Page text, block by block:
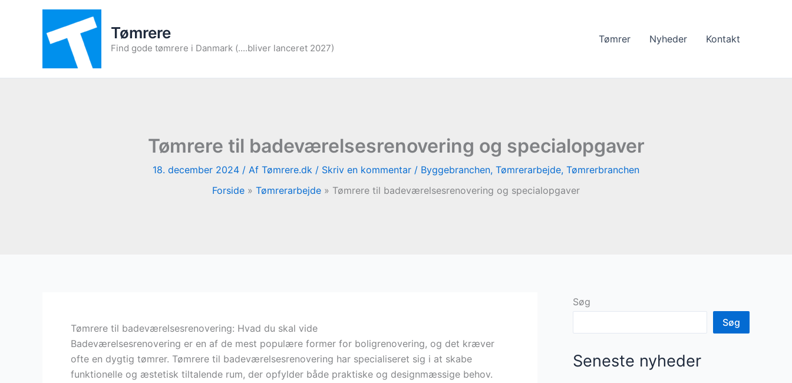
Tømrere
Find gode tømrere i Danmark (....bliver lanceret 2027)
Tømrer Nyheder Kontakt
Tømrere til badeværelsesrenovering og specialopgaver
18. december 2024 / Af Tømrere.dk / Skriv en kommentar / Byggebranchen, Tømrerarbejde, Tømrerbranchen
Forside
Tømrerarbejde Tømrere til badeværelsesrenovering og specialopgaver
Tømrere til badeværelsesrenovering: Hvad du skal vide
Badeværelsesrenovering er en af de mest populære former for boligrenovering, og det kræver
ofte en dygtig tømrer. Tømrere til badeværelsesrenovering har specialiseret sig i at skabe
funktionelle og æstetisk tiltalende rum, der opfylder både praktiske og designmæssige behov.
Søg
Søg
Seneste nyheder